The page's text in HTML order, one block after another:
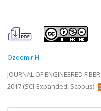
Özdemir H.
JOURNAL OF ENGINEERED
2017 (SCI-Expanded, Scopus)